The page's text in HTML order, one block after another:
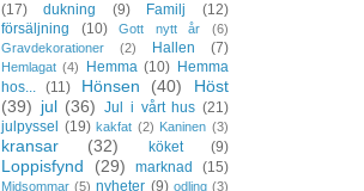
(17)
dukning (9) Familj
(12)
försäljning
(10) Gott nytt år
(6)
Gravdekorationer
(2) Hallen (7)
Hemlagat (4) Hemma (10) Hemma
hos...
(11) Hönsen (40)
Höst
(39) jul (36) Jul i vårt hus (21)
julpyssel
(19) kakfat (2) Kaninen (3)
kransar (32) köket (9)
Loppisfynd (29) marknad (15)
Midsommar (5) nyheter (9) odling (3)